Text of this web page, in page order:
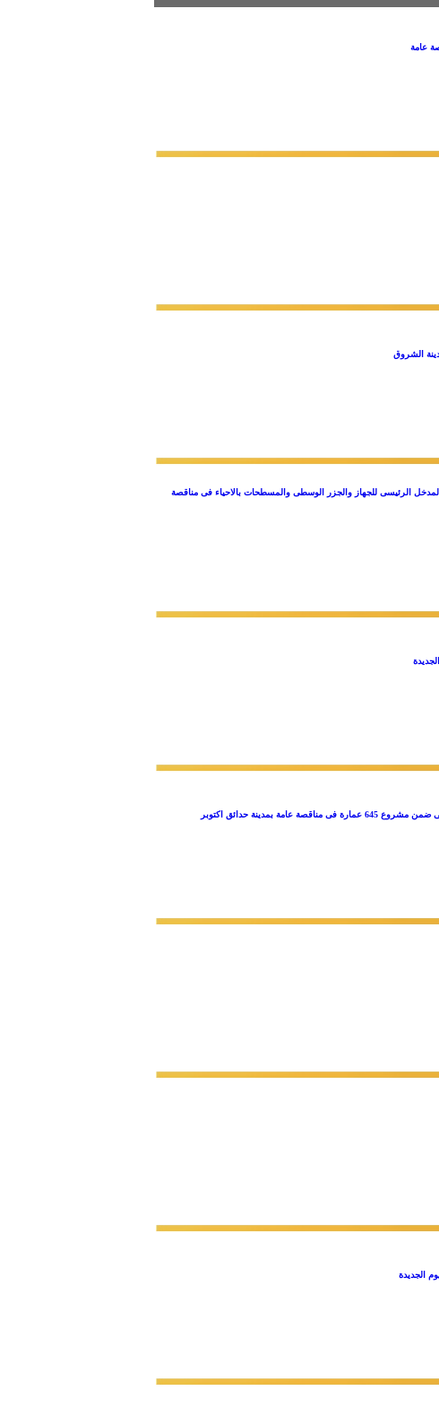
الرئيسى للجهاز والجزر الوسطى والمسطحات بالاحياء فى مناقصة
الجديدة